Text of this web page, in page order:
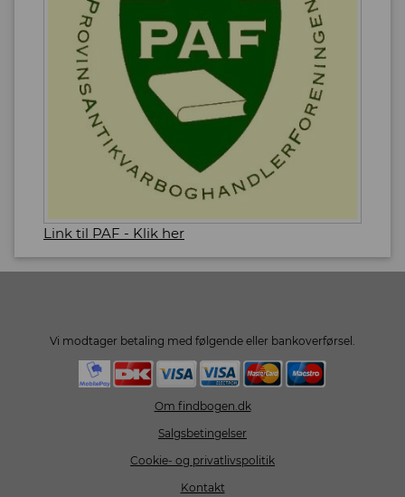
Link til PAF - Klik her
Vi modtager betaling med følgende eller bankoverførsel.
Om findbogen.dk
Salgsbetingelser
Cookie- og privatlivspolitik
Kontakt